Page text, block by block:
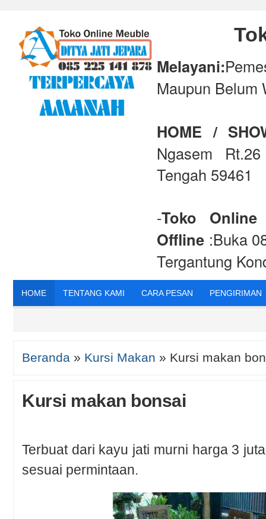
Melayani:
Maupun Belum
HOME /
Ngasem
Tengah 59461
-Toko Online
Offline :Buka
Tergantung
HOME TENTANG KAMI CARA PESAN PENGIRIMAN
Beranda » Kursi Makan » Kursi makan
Kursi makan bonsai
Terbuat dari kayu jati murni harga 3
sesuai permintaan.